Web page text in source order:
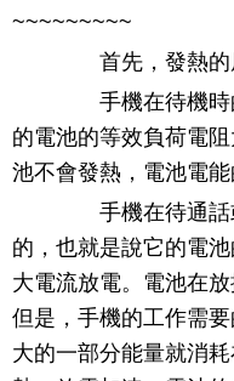
~~~~~~~~~
首先，發熱的
手機在待機時
的電池的等效負荷電
池不會發熱，電池電能
手機在待通話
的，也就是說它的電
大電流放電。電池在
但是，手機的工作需
大的一部分能量就消